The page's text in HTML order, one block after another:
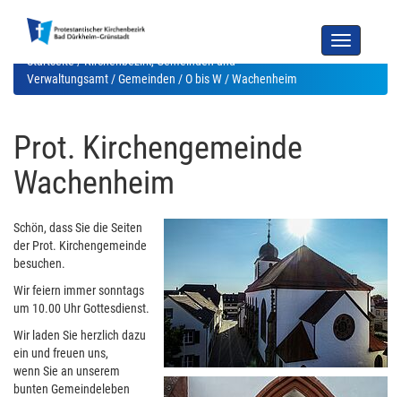
Toggle
navigation
Startseite/Kirchenbezirk, Gemeinden und
Verwaltungsamt /Gemeinden /O bis W / Wachenheim
Prot. Kirchengemeinde
Wachenheim
Schön, dass Sie die Seiten
der Prot. Kirchengemeinde
besuchen.
Wir feiern immer sonntags
um 10.00 Uhr Gottesdienst.
Wir laden Sie herzlich dazu
ein und freuen uns,
wenn Sie an unserem
bunten Gemeindeleben